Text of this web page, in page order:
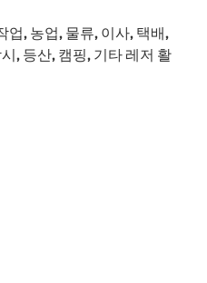
업, 농업, 물류, 이사, 택배,
, 등산, 캠핑, 기타 레저 활